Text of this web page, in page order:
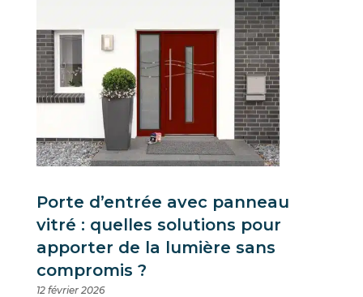
Porte d’entrée avec panneau
vitré : quelles solutions pour
apporter de la lumière sans
compromis ?
12 février 2026